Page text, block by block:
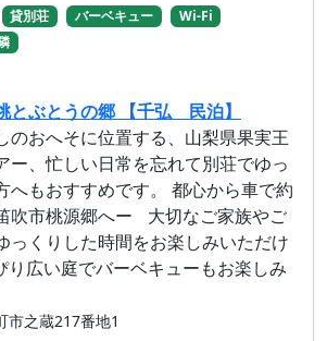
貸別荘 バーベキュー
Wi-Fi
とぶとうの郷 【千弘 民泊】
のおへそに位置する、山梨県果実王
ー、忙しい日常を忘れて別荘でゆっ
へもおすすめです。 都心から車で約
吹市桃源郷へー 大切なご家族やご
っくりした時間をお楽しみいただけ
広い庭でバーベキューもお楽しみ
市之蔵217番地1